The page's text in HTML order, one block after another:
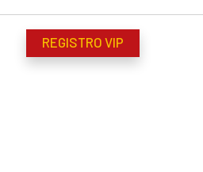
REGISTRO VIP